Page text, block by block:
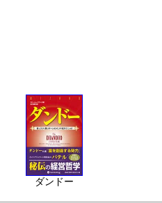
ダンドー